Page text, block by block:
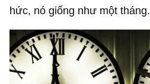
hức, nó giống như một tháng.